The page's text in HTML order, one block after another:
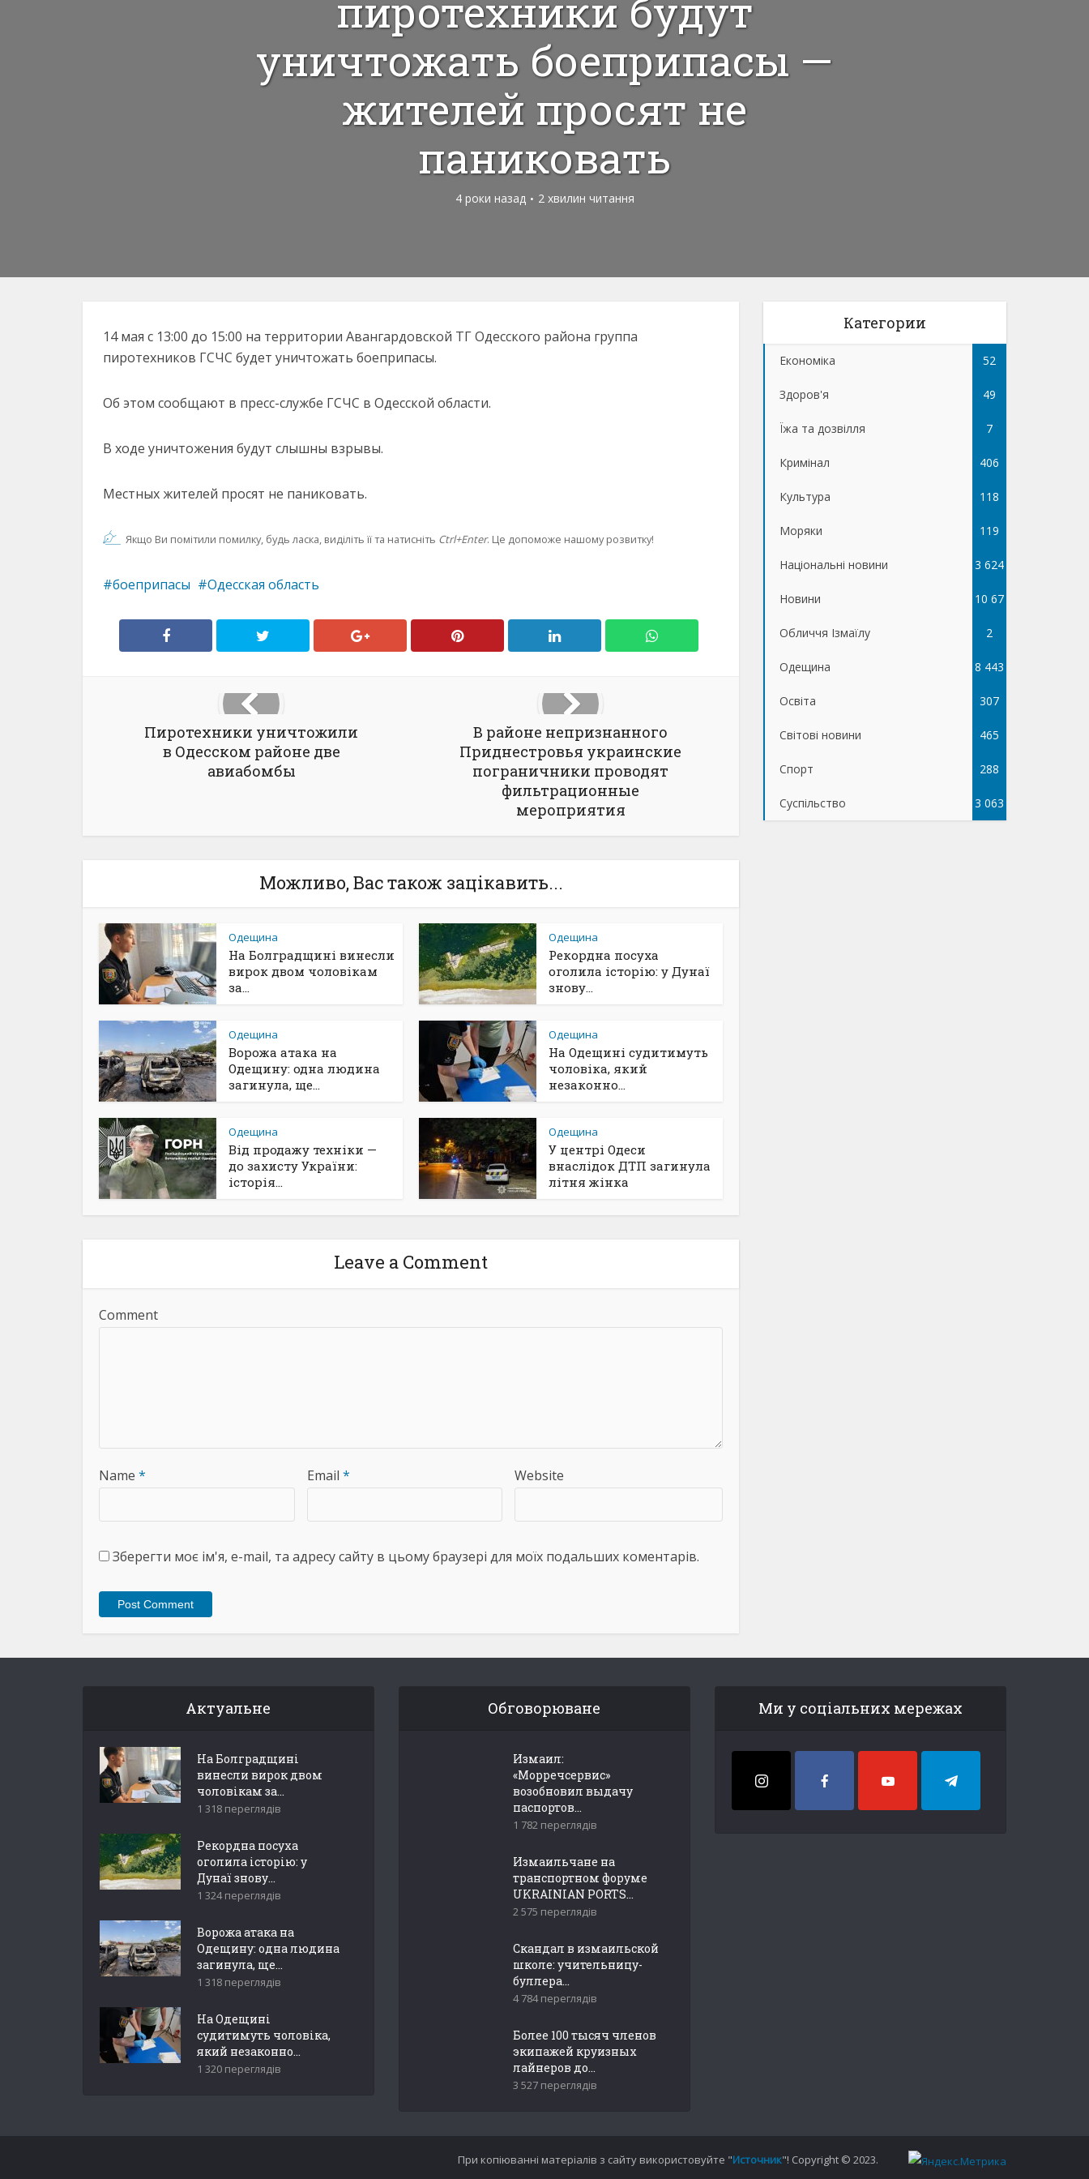
пиротехники будут
уничтожать боеприпасы —
жителей просят не
паниковать
4 роки назад 2 хвилин читання
14 мая с 13:00 до 15:00 на территории Авангардовской ТГ Одесского района группа
пиротехников ГСЧС будет уничтожать боеприпасы.
Об этом сообщают в пресс-службе ГСЧС в Одесской области.
В ходе уничтожения будут слышны взрывы.
Местных жителей просят не паниковать.
Якщо Ви помітили помилку, будь ласка, виділіть її та натисніть Ctrl+Enter. Це допоможе нашому розвитку!
боеприпасы Одесская область
Пиротехники уничтожили
в Одесском районе две
авиабомбы
В районе непризнанного
Приднестровья украинские
пограничники проводят
фильтрационные
мероприятия
Можливо, Вас також зацікавить...
Одещина
На Болградщині винесли
вирок двом чоловікам
за...
Одещина
Рекордна посуха
оголила історію: у Дунаї
знову...
Одещина
Ворожа атака на
Одещину: одна людина
загинула, ще...
Одещина
На Одещині судитимуть
чоловіка, який
незаконно...
Одещина
Від продажу техніки —
до захисту України:
історія...
Одещина
У центрі Одеси
внаслідок ДТП загинула
літня жінка
Leave a Comment
Comment
Name * Email * Website
Зберегти моє ім'я, e-mail, та адресу сайту в цьому браузері для моїх подальших коментарів.
Категории
Економіка 52
Здоров'я 49
Їжа та дозвілля 7
Кримінал 406
Культура 118
Моряки 119
Національні новини 3 624
Новини 10 67
5
Обличчя Ізмаїлу 2
Одещина 8 443
Освіта 307
Світові новини 465
Спорт 288
Суспільство 3 063
Актуальне
На Болградщині
винесли вирок двом
чоловікам за...
1 318 переглядів
Рекордна посуха
оголила історію: у
Дунаї знову...
1 324 переглядів
Ворожа атака на
Одещину: одна людина
загинула, ще...
1 318 переглядів
На Одещині
судитимуть чоловіка,
який незаконно...
1 320 переглядів
Обговорюване
Измаил:
«Морречсервис»
возобновил выдачу
паспортов...
1 782 переглядів
Измаильчане на
транспортном форуме
UKRAINIAN PORTS...
2 575 переглядів
Скандал в измаильской
школе: учительницу-
буллера...
4 784 переглядів
Более 100 тысяч членов
экипажей круизных
лайнеров до...
3 527 переглядів
Ми у соціальних мережах
При копіюванні матеріалів з сайту використовуйте "Источник"! Copyright © 2023.